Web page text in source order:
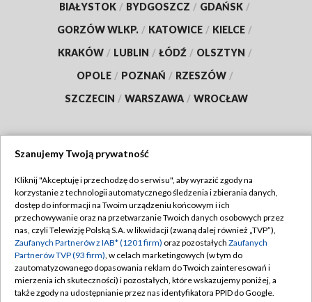
BIAŁYSTOK / BYDGOSZCZ / GDAŃSK /
GORZÓW WLKP. / KATOWICE / KIELCE /
KRAKÓW / LUBLIN / ŁÓDŹ / OLSZTYN /
OPOLE / POZNAŃ / RZESZÓW /
SZCZECIN / WARSZAWA / WROCŁAW
TVP
Abonament TVP
Emisja w TVP
Centrum informacji TVP
Naziemna Telewizja Cyfrowa
Regulamin TVP
Polityka prywatności
Moje zgody
Pomoc
Szanujemy Twoją prywatność
Kliknij "Akceptuję i przechodzę do serwisu", aby wyrazić zgody na
korzystanie z technologii automatycznego śledzenia i zbierania danych,
dostęp do informacji na Twoim urządzeniu końcowym i ich
przechowywanie oraz na przetwarzanie Twoich danych osobowych przez
nas, czyli Telewizję Polską S.A. w likwidacji (zwaną dalej również „TVP”),
Zaufanych Partnerów z IAB* (1201 firm) oraz pozostałych Zaufanych
Partnerów TVP (93 firm), w celach marketingowych (w tym do
zautomatyzowanego dopasowania reklam do Twoich zainteresowań i
mierzenia ich skuteczności) i pozostałych, które wskazujemy poniżej, a
także zgody na udostępnianie przez nas identyfikatora PPID do Google.